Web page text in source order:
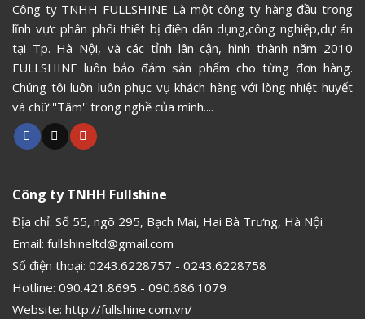
Công ty TNHH FULLSHINE Là một công ty hàng đầu trong
lĩnh vực phân phối thiết bị điện dân dụng,công nghiệp,dự án
tại Tp. Hà Nội, và các tỉnh lân cận, hình thành năm 2010
FULLSHINE luôn bảo đảm sản phẩm cho từng đơn hàng.
Chúng tôi luôn luôn phục vụ khách hàng với lòng nhiệt huyết
và chữ ''Tâm'' trong nghề của mình....
Công ty TNHH Fullshine
Địa chỉ: Số 55, ngõ 295, Bạch Mai, Hai Bà Trưng, Hà Nội
Email: fullshineltd@gmail.com
Số điện thoại: 0243.6228757 - 0243.6228758
Hotline: 090.421.8695 - 090.686.1079
Website: http://fullshine.com.vn/